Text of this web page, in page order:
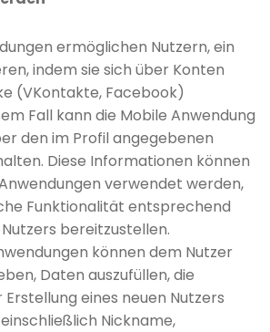
ermöglichen Nutzern, ein
indem sie sich über Konten
(VKontakte, Facebook)
Fall kann die Mobile Anwendung
den im Profil angegebenen
Diese Informationen können
verwendet werden,
Funktionalität entsprechend
bereitzustellen.
können dem Nutzer
Daten auszufüllen, die
eines neuen Nutzers
Nickname,